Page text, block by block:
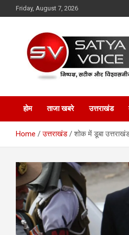
to
Friday, August 7, 2026
Satya Voice
होम ताजा खबरे उत्तराखंड
Home उत्तराखंड शोक में डूबा